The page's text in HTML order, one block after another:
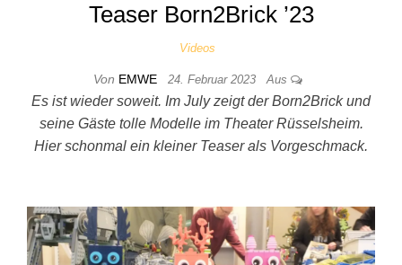
Teaser Born2Brick ’23
Videos
Von EMWE 24. Februar 2023 Aus
Es ist wieder soweit. Im July zeigt der Born2Brick und
seine Gäste tolle Modelle im Theater Rüsselsheim.
Hier schonmal ein kleiner Teaser als Vorgeschmack.